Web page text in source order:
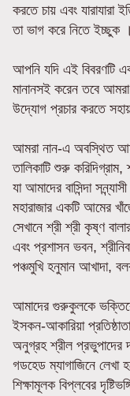
করতে চায় এবং যারাযারা
তা ভাগ করে নিতে ইচ্ছুক ।
আপনি যদি এই বিবরণটি
মানানসই করেন তবে
উদ্যোগ প্রচার করতে
আমরা নান-এ অবস্থিত
তালিকাটি শুরু
যা আমাদের বাসিন্দা
মহারাজার একটি আমের
সেখানে শ্রী শ্রী কৃষ্ণ
এবং প্রশাসন ভবন,
পঞ্চমুখি হনুমান আখাদা,
আমাদের গুরুকুলকে
ইসকন-আকারিয়া
অনুগ্রহ শ্রীল প্রভুপাদের
গডহেড ম্যাগাজিনে লেখা
শিক্ষামূলক বিপ্লবের